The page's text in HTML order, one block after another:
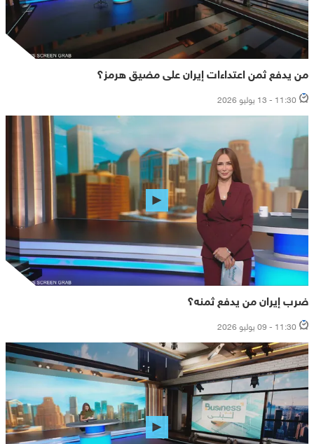
من يدفع ثمن اعتداءات إيران على مضيق هرمز؟
11:30 - 13 يوليو 2026
ضرب إيران من يدفع ثمنه؟
11:30 - 09 يوليو 2026